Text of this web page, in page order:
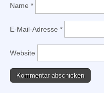
Name *
E-Mail-Adresse *
Website